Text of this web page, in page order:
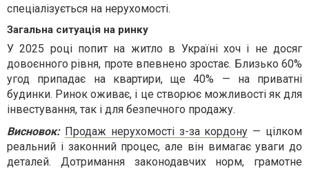
спеціалізується на нерухомості.
Загальна ситуація на ринку
У 2025 році попит на житло в Україні хоч і не досяг
довоєнного рівня, проте впевнено зростає. Близько 60%
угод припадає на квартири, ще 40% — на приватні
будинки. Ринок оживає, і це створює можливості як для
інвестування, так і для безпечного продажу.
Висновок: Продаж нерухомості з-за кордону — цілком
реальний і законний процес, але він вимагає уваги до
деталей. Дотримання законодавчих норм, грамотне